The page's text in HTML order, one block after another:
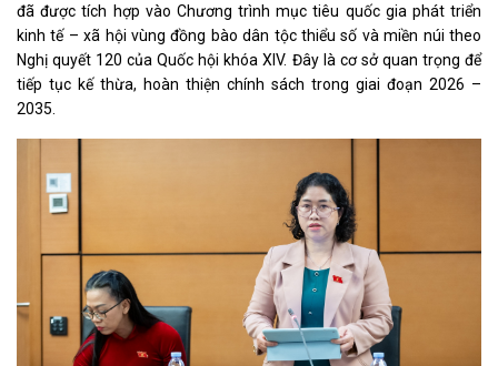
đã được tích hợp vào Chương trình mục tiêu quốc gia phát triển
kinh tế – xã hội vùng đồng bào dân tộc thiểu số và miền núi theo
Nghị quyết 120 của Quốc hội khóa XIV. Đây là cơ sở quan trọng để
tiếp tục kế thừa, hoàn thiện chính sách trong giai đoạn 2026 –
2035.